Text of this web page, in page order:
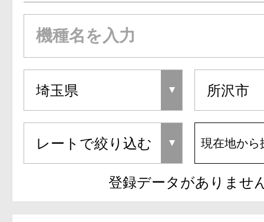
現在地から
登録データがありませ